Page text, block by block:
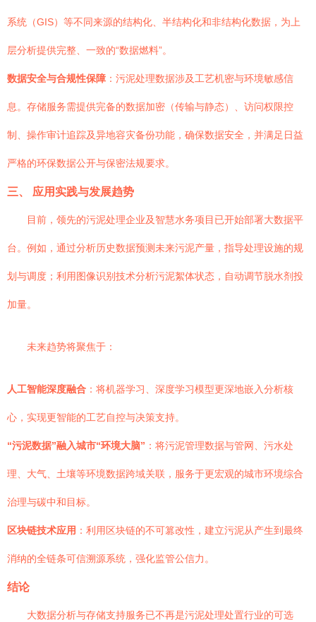
系统（GIS）等不同来源的结构化、半结构化和非结构化数据，为上
层分析提供完整、一致的“数据燃料”。
数据安全与合规性保障 ：污泥处理数据涉及工艺机密与环境敏感信
息。存储服务需提供完备的数据加密（传输与静态）、访问权限控
制、操作审计追踪及异地容灾备份功能，确保数据安全，并满足日益
严格的环保数据公开与保密法规要求。
三、 应用实践与发展趋势
目前，领先的污泥处理企业及智慧水务项目已开始部署大数据平
台。例如，通过分析历史数据预测未来污泥产量，指导处理设施的规
划与调度；利用图像识别技术分析污泥絮体状态，自动调节脱水剂投
加量。
未来趋势将聚焦于：
人工智能深度融合 ：将机器学习、深度学习模型更深地嵌入分析核
心，实现更智能的工艺自控与决策支持。
“污泥数据”融入城市“环境大脑” ：将污泥管理数据与管网、污水处
理、大气、土壤等环境数据跨域关联，服务于更宏观的城市环境综合
治理与碳中和目标。
区块链技术应用 ：利用区块链的不可篡改性，建立污泥从产生到最终
消纳的全链条可信溯源系统，强化监管公信力。
结论
大数据分析与存储支持服务已不再是污泥处理处置行业的可选